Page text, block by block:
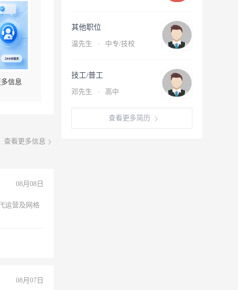
信息
查看更多信息
08月08日
运营及网格
08月07日
其他职位
温先生 · 中专/技校
技工/普工
邓先生 · 高中
查看更多简历